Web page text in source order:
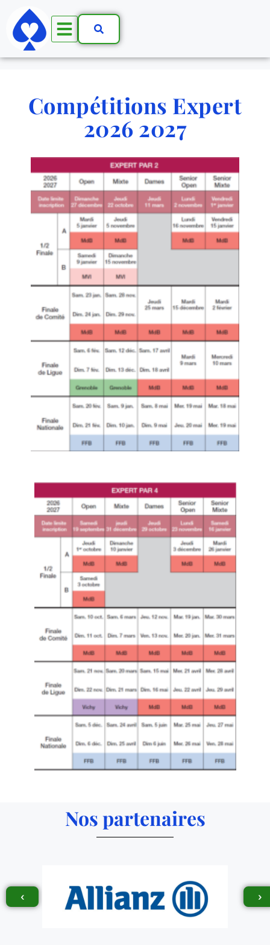
Compétitions Expert
2026 2027
Nos partenaires
‹ ›